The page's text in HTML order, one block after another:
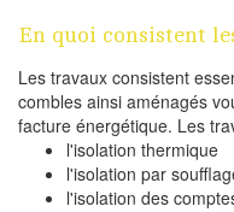
En quoi consistent
Les travaux consistent
combles ainsi aménagés
facture énergétique. Les
l'isolation thermique
l'isolation par
l'isolation des